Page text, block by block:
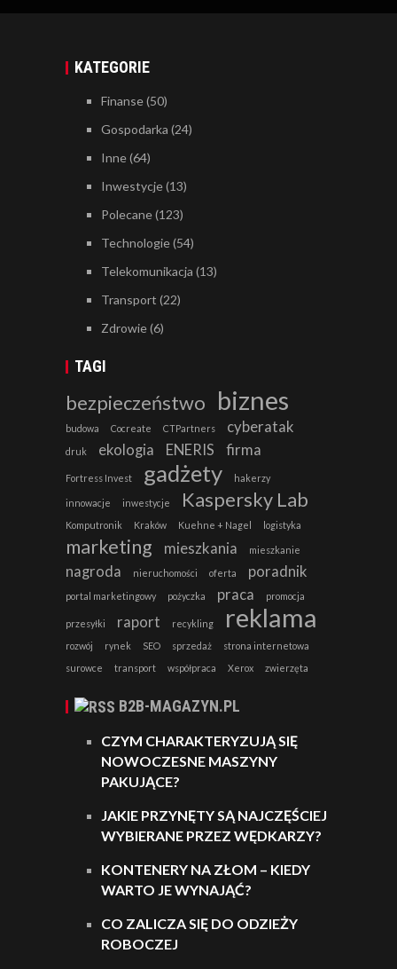
KATEGORIE
Finanse(50)
Gospodarka (24)
Inne(64)
Inwestycje(13)
Polecane(123)
Technologie(54)
Telekomunikacja (13)
Transport (22)
Zdrowie(6)
TAGI
bezpieczeństwo biznes
budowa Cocreate CTPartners cyberatak
druk ekologia ENERIS firma
Fortress Invest gadżety hakerzy
innowacje inwestycje Kaspersky Lab
Komputronik Kraków Kuehne + Nagel logistyka
marketing mieszkania mieszkanie
nagroda nieruchomości oferta poradnik
portal marketingowy pożyczka praca promocja
przesyłki raport recykling reklama
rozwój rynek SEO sprzedaż
strona internetowa
surowce
transport współpraca Xerox zwierzęta
B2B-MAGAZYN.PL
CZYM CHARAKTERYZUJĄ SIĘ
NOWOCZESNE MASZYNY
PAKUJĄCE?
JAKIE PRZYNĘTY SĄ NAJCZĘŚCIEJ
WYBIERANE PRZEZ WĘDKARZY?
KONTENERY NA ZŁOM – KIEDY
WARTO JE WYNAJĄĆ?
CO ZALICZA SIĘ DO ODZIEŻY
ROBOCZEJ